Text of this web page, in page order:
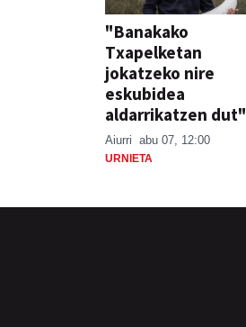
"Banakako
Txapelketan
jokatzeko nire
eskubidea
aldarrikatzen dut"
Aiurri abu 07, 12:00
URNIETA